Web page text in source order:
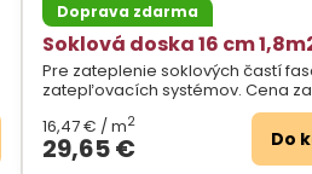
Doprava zdarma
Soklová doska 16 cm
Pre zateplenie soklových častí
zatepľovacích systémov. Cena
29,65 €
16,47 € / m2
Do